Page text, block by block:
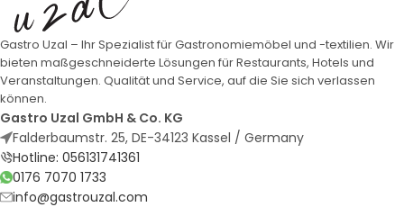
Gastro Uzal – Ihr Spezialist für Gastronomiemöbel und -textilien. Wir
bieten maßgeschneiderte Lösungen für Restaurants, Hotels und
Veranstaltungen. Qualität und Service, auf die Sie sich verlassen
können.
Gastro Uzal GmbH & Co. KG
Falderbaumstr. 25, DE-34123 Kassel / Germany
Hotline: 056131741361
0176 7070 1733
info@gastrouzal.com